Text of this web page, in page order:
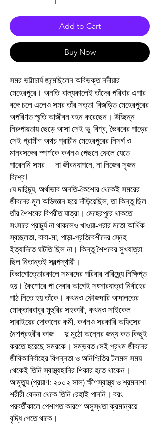
Add to Cart
Buy Now
সমর ভট্টাচার্য জন্মেছিলেন অবিভক্ত নদীয়ার
মেহেরপুরে। অনতি-বাল্যকালেই তাঁদের পরিবার এপার
বঙ্গে চলে এলেও সমর তাঁর সত্তা-বিজড়িত মেহেরপুরের
অপরিণত স্মৃতি আজীবন বহন করেছেন। উচ্ছিন্ন
নিরুপায়তায় ছেড়ে আসা সেই ভূ-বিশ্ব, ভৈরবের পাড়ের
সেই গ্রামীণ অথচ প্রাচীন মেহেরপুরের নিসর্গ ও
মানবসঙ্গের স্পর্শকে কখনও পেছনে ফেলে যেতে
পারেননি সমর— না জীবনযাপনে, না নিজের সৃজন-
বিশ্বে!
যে দারিদ্র্য, অর্থাভাব অনতি-কৈশোর থেকেই সমরের
জীবনের মূল অভিজ্ঞান হয়ে দাঁড়িয়েছিল, তা কিন্তু ছিল
তাঁর শৈশবের বিপরীত যাত্রা। মেহেরপুরে থাকতে
সংসারে প্রাচুর্য না থাকলেও খাওয়া-পরার মতো আর্থিক
স্বচ্ছলতা, বাবা-মা, পাড়া-প্রতিবেশীদের স্নেহ
ইত্যাদিতে ঘাটতি ছিল না। কিন্তু শৈশবের সুখযাত্রা
ছিল নিতান্তই স্বল্পস্থায়ী।
বিভাগোত্তোরকালে সমরদের পরিবার দারিদ্র্যে নিক্ষিপ্ত
হয়। কৈশোরে পা দেবার আগেই সংসারযাত্রা নির্বাহের
পাঠ নিতে হয় তাঁকে। কখনও ফৌজদারি আদালতের
মোক্তারবাবুর মুহুরির সহকারী, কখনও সাইকেল
সারাইয়ের দোকানের কর্মী, কখনও সরকারি অফিসের
নৈশপ্রহরীর কাজ— দু মুঠো অন্নের জন্য কত কিছুই
করতে হয়েছে সমরকে। সম্ভবত সেই প্রথম জীবনের
জীবিকানির্বাহের বিপন্নতা ও অনিশ্চিতির টলমল সময়
থেকেই তিনি স্বাস্থ্যহানির শিকার হতে থাকেন।
আমৃত্যু (প্রয়াণ: ২০০২ সাল) ক্ষীণস্বাস্থ্য ও শ্রমনাশা
শরীরী বেদনা থেকে তিনি রেহাই পাননি। বরং
পরবর্তীকালে পেশাগত কারণে অসুস্থতা ক্রমান্বয়ে
বৃদ্ধি পেতে থাকে।